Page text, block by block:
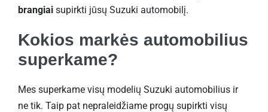
brangiai supirkti jūsų Suzuki automobilį.
Kokios markės automobilius
superkame?
Mes superkame visų modelių Suzuki automobilius ir
ne tik. Taip pat nepraleidžiame progų supirkti visų